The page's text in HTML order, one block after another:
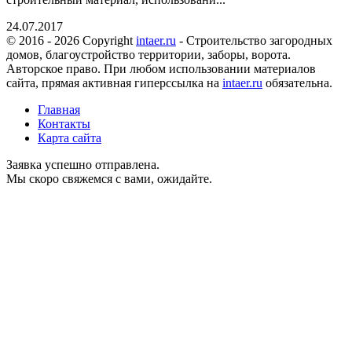
24.07.2017
© 2016 - 2026 Copyright intaer.ru - Cтроительство загородных
домов, благоустройство территории, заборы, ворота.
Авторское право. При любом использовании материалов
сайта, прямая активная гиперссылка на intaer.ru обязательна.
Главная
Контакты
Карта сайта
Заявка успешно отправлена.
Мы скоро свяжемся с вами, ожидайте.